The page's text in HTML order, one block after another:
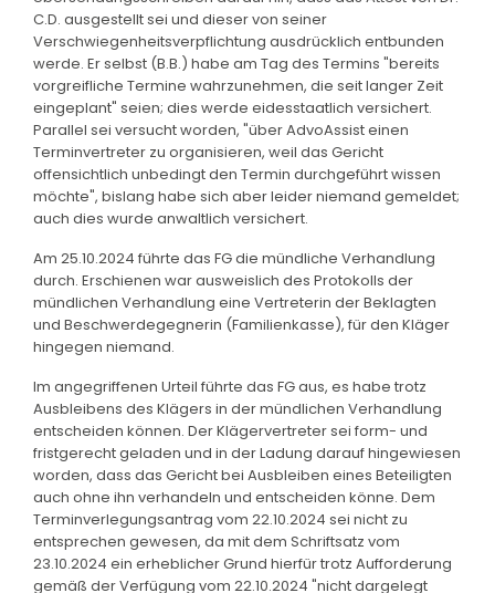
C.D. ausgestellt sei und dieser von seiner
Verschwiegenheitsverpflichtung ausdrücklich entbunden
werde. Er selbst (B.B.) habe am Tag des Termins "bereits
vorgreifliche Termine wahrzunehmen, die seit langer Zeit
eingeplant" seien; dies werde eidesstaatlich versichert.
Parallel sei versucht worden, "über AdvoAssist einen
Terminvertreter zu organisieren, weil das Gericht
offensichtlich unbedingt den Termin durchgeführt wissen
möchte", bislang habe sich aber leider niemand gemeldet;
auch dies wurde anwaltlich versichert.
Am 25.10.2024 führte das FG die mündliche Verhandlung
durch. Erschienen war ausweislich des Protokolls der
mündlichen Verhandlung eine Vertreterin der Beklagten
und Beschwerdegegnerin (Familienkasse), für den Kläger
hingegen niemand.
Im angegriffenen Urteil führte das FG aus, es habe trotz
Ausbleibens des Klägers in der mündlichen Verhandlung
entscheiden können. Der Klägervertreter sei form- und
fristgerecht geladen und in der Ladung darauf hingewiesen
worden, dass das Gericht bei Ausbleiben eines Beteiligten
auch ohne ihn verhandeln und entscheiden könne. Dem
Terminverlegungsantrag vom 22.10.2024 sei nicht zu
entsprechen gewesen, da mit dem Schriftsatz vom
23.10.2024 ein erheblicher Grund hierfür trotz Aufforderung
gemäß der Verfügung vom 22.10.2024 "nicht dargelegt